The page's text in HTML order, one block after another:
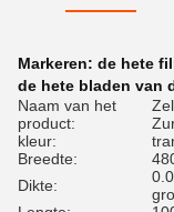
Markeren: de hete
de hete bladen van
Naam van het
product:
kleur:
Breedte:
Dikte: